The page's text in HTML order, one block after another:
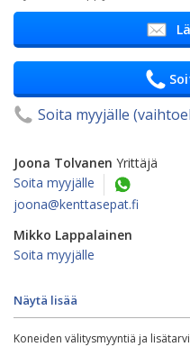
Soita myyjälle
Joona Tolvanen Yrittäjä
Soita myyjälle
joona@kenttasepat.fi
Mikko Lappalainen
Soita myyjälle
Näytä lisää
Koneiden välitysmyyntiä ja